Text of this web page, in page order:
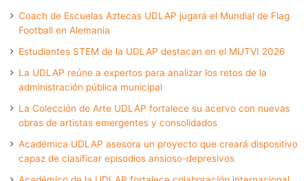
Coach de Escuelas Aztecas UDLAP jugará el Mundial de Flag
Football en Alemania
Estudiantes STEM de la UDLAP destacan en el MUTVI 2026
La UDLAP reúne a expertos para analizar los retos de la
administración pública municipal
La Colección de Arte UDLAP fortalece su acervo con nuevas
obras de artistas emergentes y consolidados
Académica UDLAP asesora un proyecto que creará dispositivo
capaz de clasificar episodios ansioso-depresivos